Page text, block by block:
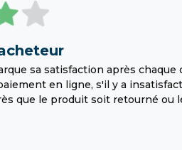
sa satisfaction après chaque
en ligne, s'il y a
que le produit soit retourné ou